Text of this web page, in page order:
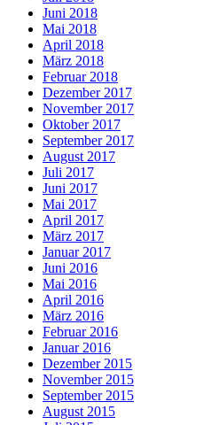
Juni 2018
Mai 2018
April 2018
März 2018
Februar 2018
Dezember 2017
November 2017
Oktober 2017
September 2017
August 2017
Juli 2017
Juni 2017
Mai 2017
April 2017
März 2017
Januar 2017
Juni 2016
Mai 2016
April 2016
März 2016
Februar 2016
Januar 2016
Dezember 2015
November 2015
September 2015
August 2015